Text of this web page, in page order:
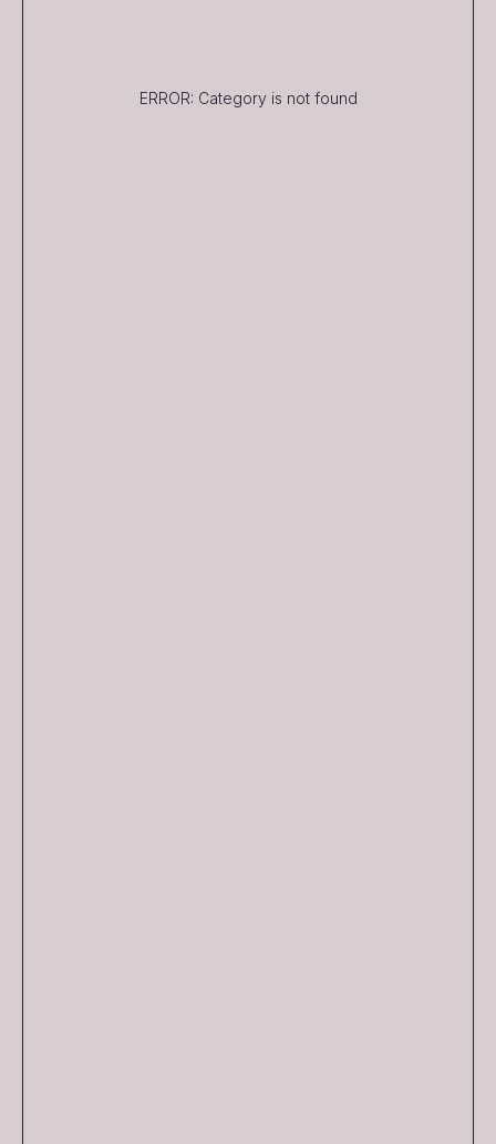
ERROR: Category is not found